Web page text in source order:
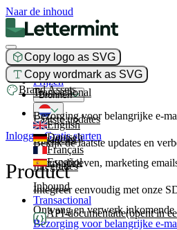
Naar de inhoud
Copy logo as SVG
Copy wordmark as SVG
Brand Assets
Product
Transactional
Bezorging voor belangrijke e-
Broadcast
Nieuwsbrieven, marketing
Inbound
Ontvang en verwerk inkomende
Prijzen
Bronnen
Laatste updates
Bekijk de laatste updates en
Integraties
Integreer eenvoudig met onze
API-documentatie(opent in
English
Deutsch
Français
Español
InloggenGratis starten
Product
Transactional
Bezorging voor belangrijke e-